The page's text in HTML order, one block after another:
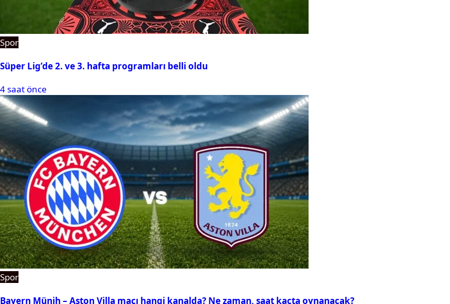
Spor
Süper Lig’de 2. ve 3. hafta programları belli oldu
4 saat önce
Spor
Bayern Münih – Aston Villa maçı hangi kanalda? Ne zaman, saat kaçta oynanacak?